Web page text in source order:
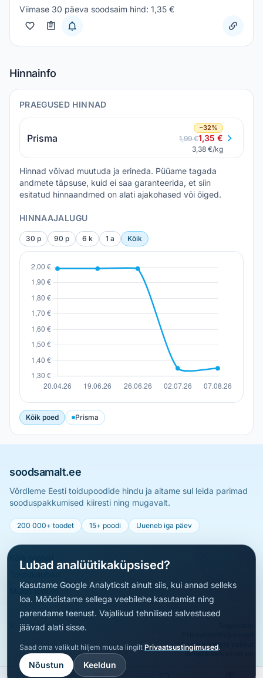
Viimase 30 päeva soodsaim hind: 1,35 €
Hinnainfo
PRAEGUSED HINNAD
Prisma
−32%
1,99 €1,35 €
3,38 €/kg
Hinnad võivad muutuda ja erineda. Püüame tagada
andmete täpsuse, kuid ei saa garanteerida, et siin
esitatud hinnaandmed on alati ajakohased või õiged.
HINNAAJALUGU
30 p 90 p 6 k 1 a Kõik
Kõik poed Prisma
soodsamalt.ee
Võrdleme Eesti toidupoodide hindu ja aitame sul leida parimad
sooduspakkumised kiiresti ning mugavalt.
200 000+ toodet 15+ poodi Uueneb iga päev
Muud tooted
© 2026 soodsamalt.ee
Muuda küpsiste valikut
info@soodsamalt.ee
Lubad analüütikaküpsised?
Kasutame Google Analyticsit ainult siis, kui annad selleks
loa. Mõõdistame sellega veebilehe kasutamist ning
parendame teenust. Vajalikud tehnilised salvestused
jäävad alati sisse.
Saad oma valikult hiljem muuta lingilt Privaatsustingimused.
Nõustun Keeldun